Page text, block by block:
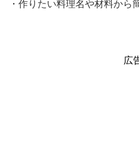
・作りたい料理名や材料から
広